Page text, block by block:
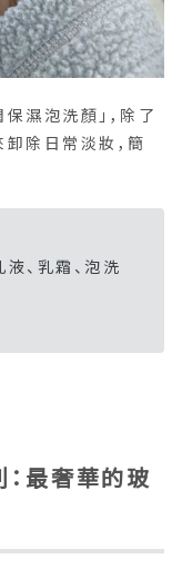
濕泡洗顏」，除了
除日常淡妝，簡
、乳霜、泡洗
最奢華的玻